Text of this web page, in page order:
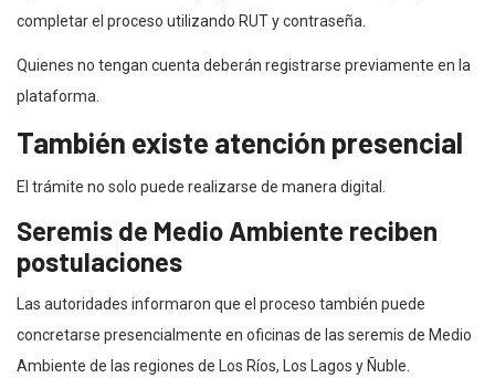
completar el proceso utilizando RUT y contraseña.
Quienes no tengan cuenta deberán registrarse previamente en la
plataforma.
También existe atención presencial
El trámite no solo puede realizarse de manera digital.
Seremis de Medio Ambiente reciben
postulaciones
Las autoridades informaron que el proceso también puede
concretarse presencialmente en oficinas de las seremis de Medio
Ambiente de las regiones de Los Ríos, Los Lagos y Ñuble.